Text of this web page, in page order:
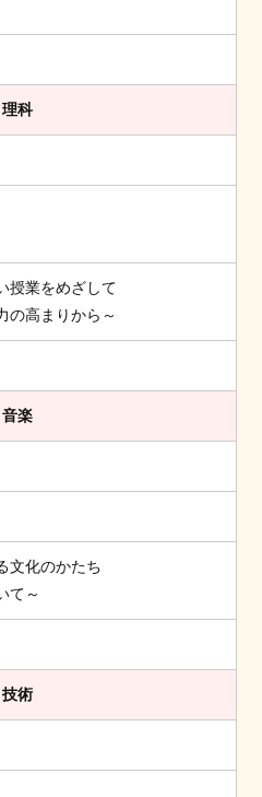
理科
授業をめざして
の高まりから～
音楽
文化のかたち
て～
技術